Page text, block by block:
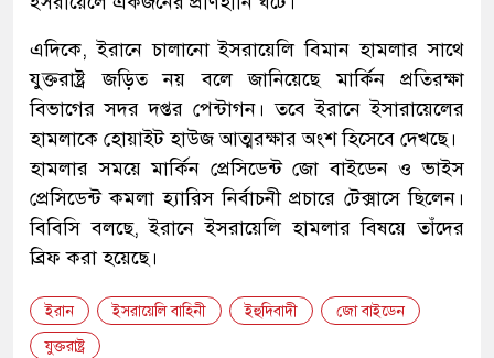
এদিকে, ইরানে চালানো ইসরায়েলি বিমান হামলার সাথে
যুক্তরাষ্ট্র জড়িত নয় বলে জানিয়েছে মার্কিন প্রতিরক্ষা
বিভাগের সদর দপ্তর পেন্টাগন। তবে ইরানে ইসারায়েলের
হামলাকে হোয়াইট হাউজ আত্মরক্ষার অংশ হিসেবে দেখছে।
হামলার সময়ে মার্কিন প্রেসিডেন্ট জো বাইডেন ও ভাইস
প্রেসিডেন্ট কমলা হ্যারিস নির্বাচনী প্রচারে টেক্সাসে ছিলেন।
বিবিসি বলছে, ইরানে ইসরায়েলি হামলার বিষয়ে তাঁদের
ব্রিফ করা হয়েছে।
ইরান ইসরায়েলি বাহিনী ইহুদিবাদী
জো বাইডেন
যুক্তরাষ্ট্র